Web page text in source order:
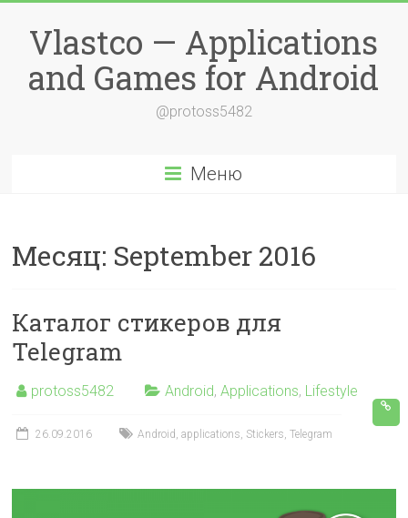
содержимому
Vlastco — Applications
and Games for Android
@protoss5482
Меню
Месяц: September 2016
Каталог стикеров для
Telegram
protoss5482 Android,Applications, Lifestyle
26.09.2016 Android ,applications, Stickers,Telegram